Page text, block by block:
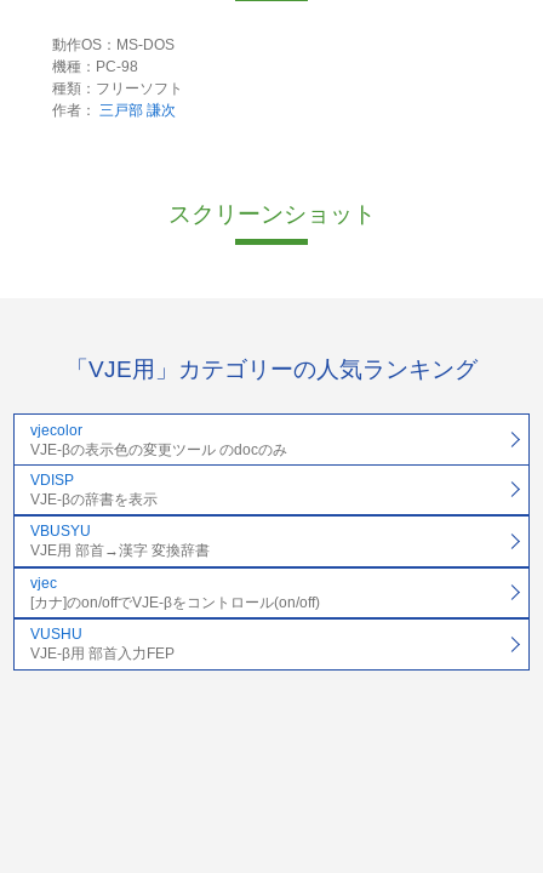
動作OS：MS-DOS
機種：PC-98
種類：フリーソフト
作者： 三戸部 謙次
スクリーンショット
「VJE用」カテゴリーの人気ランキング
vjecolor
VJE-βの表示色の変更ツール のdocのみ
VDISP
VJE-βの辞書を表示
VBUSYU
VJE用 部首→漢字 変換辞書
vjec
[カナ]のon/offでVJE-βをコントロール(on/off)
VUSHU
VJE-β用 部首入力FEP